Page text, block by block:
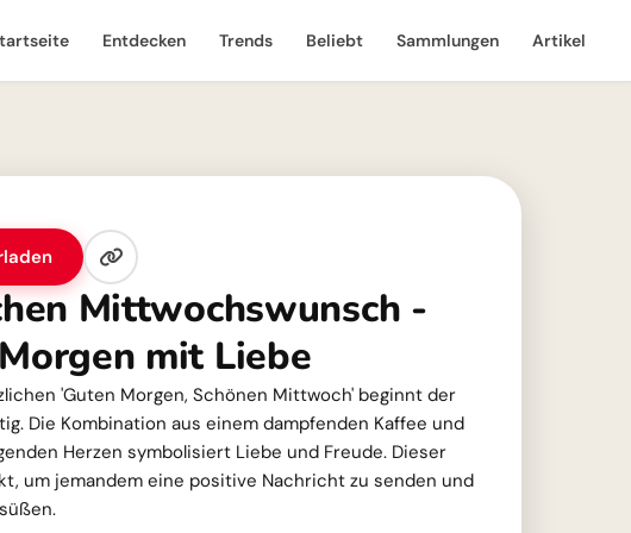
Entdecken Trends Beliebt Sammlungen Artikel
Mittwochswunsch -
mit Liebe
'Guten Morgen, Schönen Mittwoch' beginnt der
Die Kombination aus einem dampfenden Kaffee und
Herzen symbolisiert Liebe und Freude. Dieser
um jemandem eine positive Nachricht zu senden und